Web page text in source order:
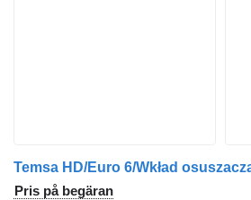
Pris på begäran